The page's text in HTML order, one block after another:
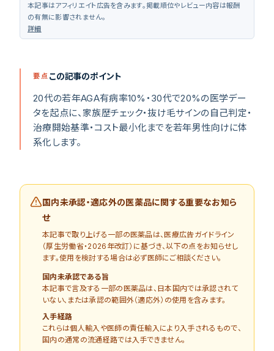
クリニック診断（無料 30秒）
本記事はアフィリエイト広告を含みます。掲載順位やレビュー内容は報酬
の有無に影響されません。
詳細
要点 この記事のポイント
20代の若年AGA有病率10%・30代で20%の医学デー
タを起点に、家族歴チェック・抜け毛サインの自己判定・
治療開始基準・コスト最小化までを若年男性向けに体
系化します。
国内未承認・適応外の医薬品に関する重要なお知ら
せ
本記事で取り上げる一部の医薬品は、医療広告ガイドライン
（厚生労働省・2026年改訂）に基づき、以下の点をお知らせし
ます。使用を検討する場合は必ず医師にご相談ください。
国内未承認である旨
本記事で言及する一部の医薬品は、日本国内では承認されて
いない、または承認の範囲外（適応外）の使用を含みます。
入手経路
これらは個人輸入や医師の責任輸入により入手されるもので、
国内の通常の流通経路では入手できません。